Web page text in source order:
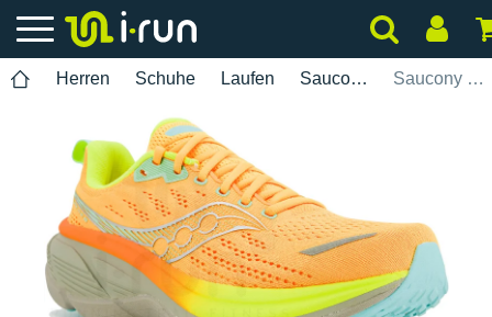
Herren Schuhe Laufen Saucony Saucony Hurricane 25 Herren